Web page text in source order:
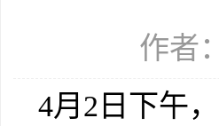
作者
4月2日下午